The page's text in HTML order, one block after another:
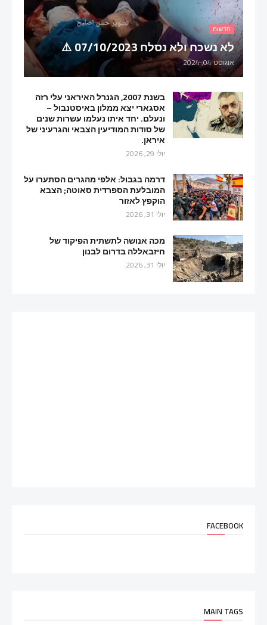
חדשות
לא נשכח ולא נסלח 07/10/2023 ⚠️
אוגוסט 04, 2024
בשנת 2007, הגנרל האיראני עלי רזה
אסגארי יצא ממלון באיסטנבול –
ונעלם. יחד איתו נעלמו עשרות שנים
של סודות המודיעין הצבאי והגרעיני של
איראן.
יולי 29, 2026
דרמה בגבול: אלפי מהגרים הסתערו על
המובלעת הספרדית סאוטה; הצבא
הוקפץ לאזור
יולי 31, 2026
מכה אנושה לתשתית הפיקוד של
חיזבאללה בדרום לבנון
יולי 31, 2026
FACEBOOK
MAIN TAGS